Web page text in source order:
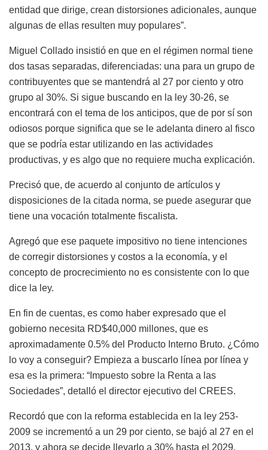
entidad que dirige, crean distorsiones adicionales, aunque
algunas de ellas resulten muy populares”.
Miguel Collado insistió en que en el régimen normal tiene
dos tasas separadas, diferenciadas: una para un grupo de
contribuyentes que se mantendrá al 27 por ciento y otro
grupo al 30%. Si sigue buscando en la ley 30-26, se
encontrará con el tema de los anticipos, que de por sí son
odiosos porque significa que se le adelanta dinero al fisco
que se podría estar utilizando en las actividades
productivas, y es algo que no requiere mucha explicación.
Precisó que, de acuerdo al conjunto de artículos y
disposiciones de la citada norma, se puede asegurar que
tiene una vocación totalmente fiscalista.
Agregó que ese paquete impositivo no tiene intenciones
de corregir distorsiones y costos a la economía, y el
concepto de procrecimiento no es consistente con lo que
dice la ley.
En fin de cuentas, es como haber expresado que el
gobierno necesita RD$40,000 millones, que es
aproximadamente 0.5% del Producto Interno Bruto. ¿Cómo
lo voy a conseguir? Empieza a buscarlo línea por línea y
esa es la primera: “Impuesto sobre la Renta a las
Sociedades”, detalló el director ejecutivo del CREES.
Recordó que con la reforma establecida en la ley 253-
2009 se incrementó a un 29 por ciento, se bajó al 27 en el
2013, y ahora se decide llevarlo a 30% hasta el 2029,